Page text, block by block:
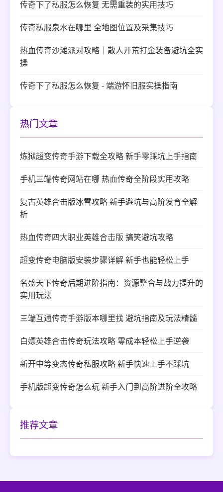
传奇下了私服怎么恢复 无需重装的实用技巧
传奇私服泉水在哪里 全地图位置及采集技巧
热血传奇沙滩派对攻略｜散人开荒打金装备避坑全实
操
传奇下了私服怎么恢复 - 端游怀旧服实操指南
热门文章
炼狱超变传奇手游下载全攻略 新手零踩坑上手指南
手机三端传奇网站在哪 热血传奇全阶段实用攻略
复古英雄合击版冰雪攻略 新手避坑与高阶发育全解
析
热血传奇四大职业英雄合击版 搞笑避坑攻略
超变传奇电脑版安装步骤详解 新手也能轻松上手
名盛天下传奇后期进阶指南：资源整合与战力提升的
实用玩法
三端互通传奇手游版本哪里找 避坑指南及玩法精髓
白嫖英雄合击传奇玩法攻略 零成本轻松上手逆袭
新开中等变态传奇私服攻略 新手快速上手不踩坑
手机版超变传奇怎么玩 新手入门到高阶进阶全攻略
推荐文章